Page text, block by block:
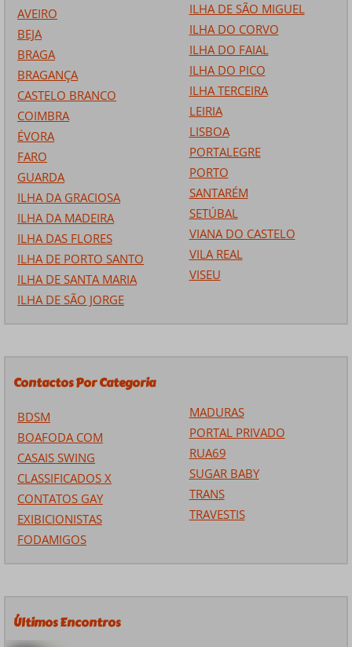
AVEIRO
BEJA
BRAGA
BRAGANÇA
CASTELO BRANCO
COIMBRA
ÉVORA
FARO
GUARDA
ILHA DA GRACIOSA
ILHA DA MADEIRA
ILHA DAS FLORES
ILHA DE PORTO SANTO
ILHA DE SANTA MARIA
ILHA DE SÃO JORGE
ILHA DE SÃO MIGUEL
ILHA DO CORVO
ILHA DO FAIAL
ILHA DO PICO
ILHA TERCEIRA
LEIRIA
LISBOA
PORTALEGRE
PORTO
SANTARÉM
SETÚBAL
VIANA DO CASTELO
VILA REAL
VISEU
Contactos Por Categoria
BDSM
BOAFODA COM
CASAIS SWING
CLASSIFICADOS X
CONTATOS GAY
EXIBICIONISTAS
FODAMIGOS
MADURAS
PORTAL PRIVADO
RUA69
SUGAR BABY
TRANS
TRAVESTIS
Últimos Encontros